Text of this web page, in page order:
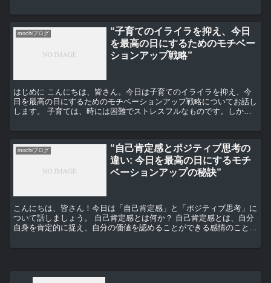
mochiブログ
“子育てのイライラを抑え、今日
を最高の日にするためのモチベー
ションアップ戦略”
はじめに こんにちは、皆さん。今日は子育てのイライラを抑え、今
日を最高の日にするためのモチベーションアップ戦略についてお話し
します。 子育ては、時には困難でストレスフルなものです。しか
mochiブログ
“自己肯定感とポジティブ思考の
違い: 今日を最高の日にするモチ
ベーションアップの秘訣”
こんにちは、皆さん！今日は「自己肯定感」と「ポジティブ思考」に
ついて話しましょう。 自己肯定感とは何か？ 自己肯定感とは、自分
自身を肯定的に捉え、自分の価値を認めることができる感情のことを